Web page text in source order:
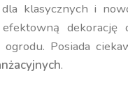
klasycznych i
dekorację
Posiada
.